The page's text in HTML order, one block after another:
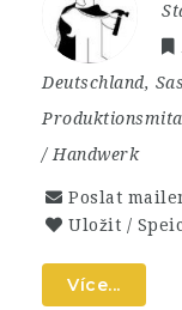
Deutschland,
/ Handwerk
Poslat
Uložit /
Více...